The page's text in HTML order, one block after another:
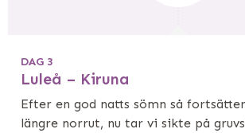
DAG 3
Luleå – Kiruna
Efter en god natts sömn så
längre norrut, nu tar vi sikte på